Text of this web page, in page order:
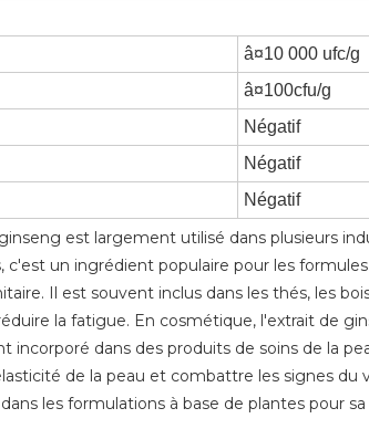
â¤10 000 ufc/g
â¤100cfu/g
Négatif
Négatif
Négatif
est largement utilisé dans plusieurs
un ingrédient populaire pour les
Il est souvent inclus dans les thés, les
la fatigue. En cosmétique, l'extrait de
incorporé dans des produits de soins de la
de la peau et combattre les signes du
les formulations à base de plantes pour